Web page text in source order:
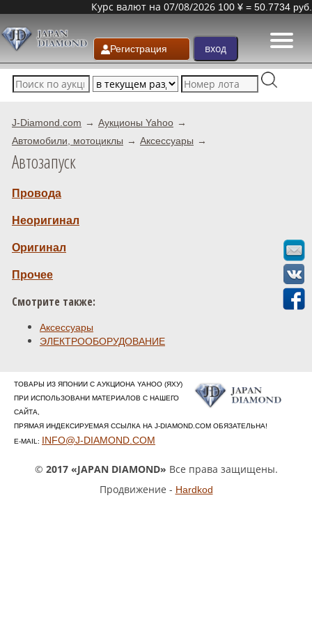
Курс валют на 07/08/2026 100 ¥ = 50.7734 руб.
Регистрация
J-Diamond.com
Аукционы Yahoo
Автомобили, мотоциклы
Аксессуары
Автозапуск
Провода
Неоригинал
Оригинал
Прочее
Смотрите также:
Аксессуары
ЭЛЕКТРООБОРУДОВАНИЕ
ТОВАРЫ ИЗ ЯПОНИИ С АУКЦИОНА YAHOO (ЯХУ)
ПРИ ИСПОЛЬЗОВАНИ МАТЕРИАЛОВ С НАШЕГО
САЙТА,
ПРЯМАЯ ИНДЕКСИРУЕМАЯ ССЫЛКА НА J-DIAMOND.COM ОБЯЗАТЕЛЬНА!
E-MAIL: INFO@J-DIAMOND.COM
© 2017 «JAPAN DIAMOND» Все права защищены.
Продвижение - Hardkod